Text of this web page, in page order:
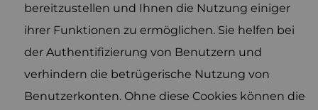
bereitzustellen und Ihnen die Nutzung einiger
ihrer Funktionen zu ermöglichen. Sie helfen bei
der Authentifizierung von Benutzern und
verhindern die betrügerische Nutzung von
Benutzerkonten. Ohne diese Cookies können die